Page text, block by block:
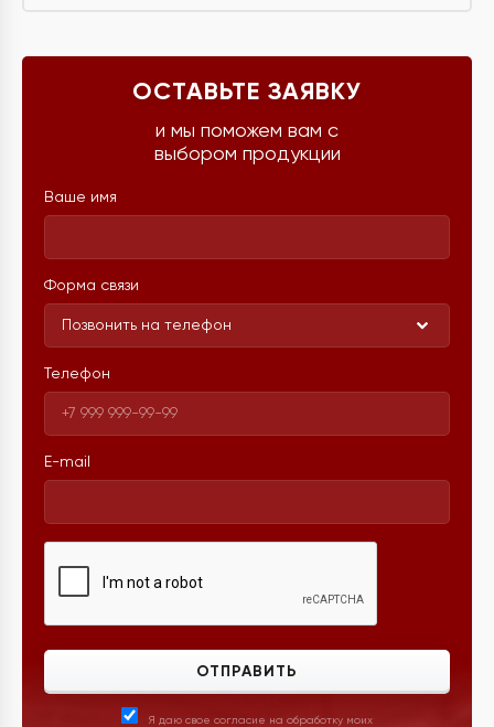
ОСТАВЬТЕ ЗАЯВКУ
и мы поможем вам с
выбором продукции
Ваше имя
Форма связи
Позвонить на телефон
Телефон
E-mail
ОТПРАВИТЬ
Я даю свое согласие на обработку моих